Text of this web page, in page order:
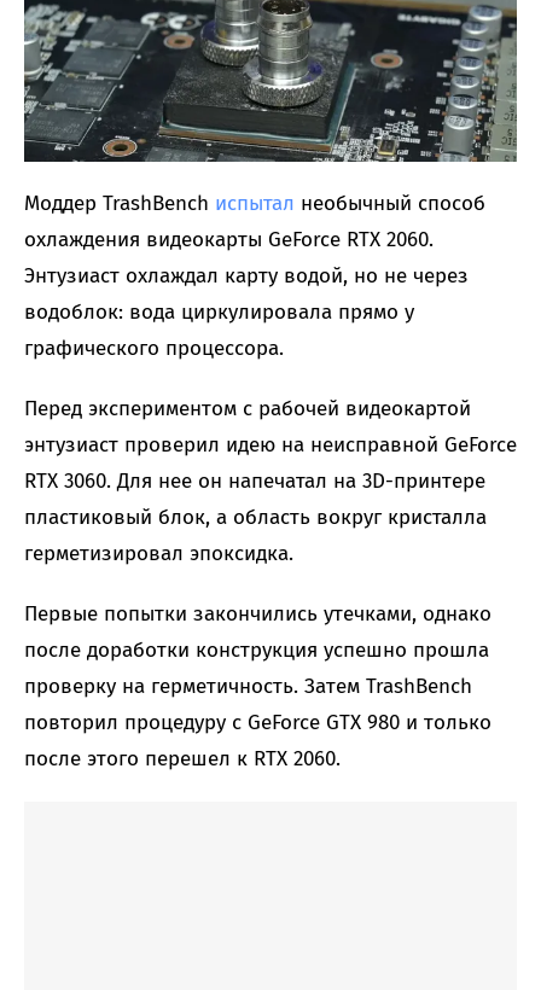
Моддер TrashBench испытал необычный способ
охлаждения видеокарты GeForce RTX 2060.
Энтузиаст охлаждал карту водой, но не через
водоблок: вода циркулировала прямо у
графического процессора.
Перед экспериментом с рабочей видеокартой
энтузиаст проверил идею на неисправной GeForce
RTX 3060. Для нее он напечатал на 3D-принтере
пластиковый блок, а область вокруг кристалла
герметизировал эпоксидка.
Первые попытки закончились утечками, однако
после доработки конструкция успешно прошла
проверку на герметичность. Затем TrashBench
повторил процедуру с GeForce GTX 980 и только
после этого перешел к RTX 2060.